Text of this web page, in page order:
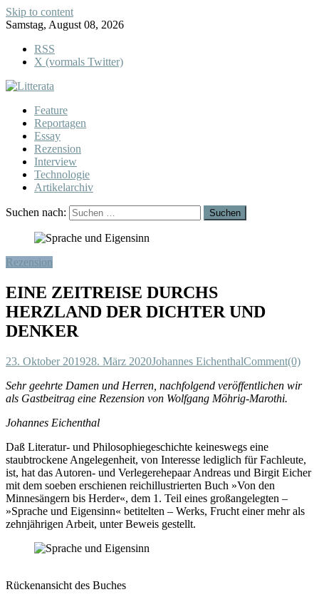
Skip to content
Samstag, August 08, 2026
RSS
X (vormals Twitter)
Feature
Reportagen
Essay
Rezension
Interview
Technologie
Artikelarchiv
Suchen nach:
Rezension
EINE ZEITREISE DURCHS
HERZLAND DER DICHTER UND
DENKER
23. Oktober 201928. März 2020Johannes EichenthalComment(0)
Sehr geehrte Damen und Herren, nachfolgend veröffentlichen wir
als Gastbeitrag eine Rezension von Wolfgang Möhrig-Marothi.
Johannes Eichenthal
Daß Literatur- und Philosophiegeschichte keineswegs eine
staubtrockene Angelegenheit, von Interesse lediglich für Fachleute,
ist, hat das Autoren- und Verlegerehepaar Andreas und Birgit Eicher
mit dem soeben erschienen reichillustrierten Buch »Von den
Minnesängern bis Herder«, dem 1. Teil eines großangelegten –
»Sprache und Eigensinn« betitelten – Werks, Frucht einer mehr als
zehnjährigen Arbeit, unter Beweis gestellt.
Rückenansicht des Buches